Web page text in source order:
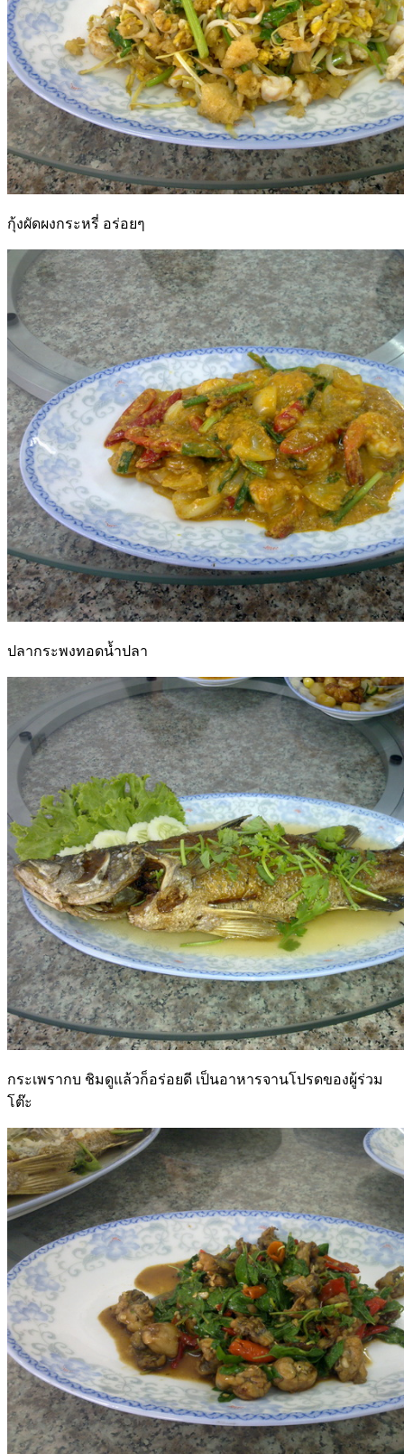
กุ้งผัดผงกระหรี่ อร่อยๆ
ปลากระพงทอดน้ำปลา
กระเพรากบ ชิมดูแล้วก็อร่อยดี เป็นอาหารจานโปรดของผู้ร่วม
โต๊ะ